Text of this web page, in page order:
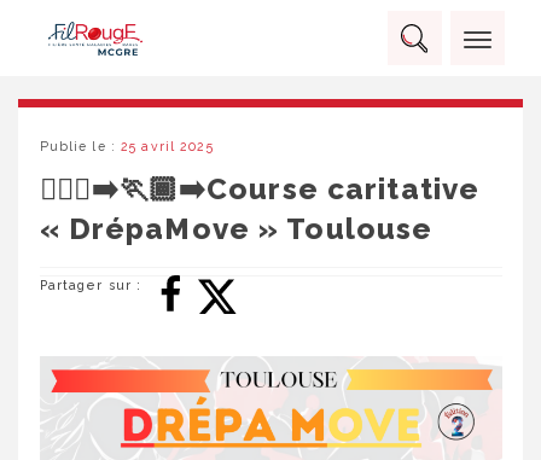
content
Rechercher :
RECHERCHER
Publie le :25 avril 2025
🏃🏼‍♀️‍➡️🏃🏾‍➡️Course caritative
« DrépaMove » Toulouse
Partager sur :